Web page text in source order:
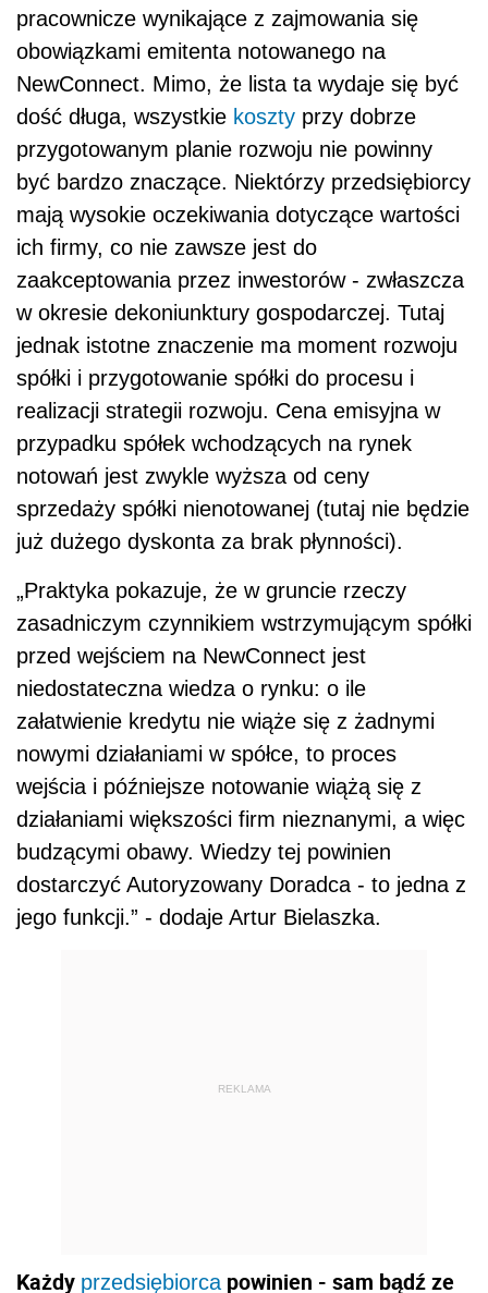
pracownicze wynikające z zajmowania się
obowiązkami emitenta notowanego na
NewConnect. Mimo, że lista ta wydaje się być
dość długa, wszystkie koszty przy dobrze
przygotowanym planie rozwoju nie powinny
być bardzo znaczące. Niektórzy przedsiębiorcy
mają wysokie oczekiwania dotyczące wartości
ich firmy, co nie zawsze jest do
zaakceptowania przez inwestorów - zwłaszcza
w okresie dekoniunktury gospodarczej. Tutaj
jednak istotne znaczenie ma moment rozwoju
spółki i przygotowanie spółki do procesu i
realizacji strategii rozwoju. Cena emisyjna w
przypadku spółek wchodzących na rynek
notowań jest zwykle wyższa od ceny
sprzedaży spółki nienotowanej (tutaj nie będzie
już dużego dyskonta za brak płynności).
„Praktyka pokazuje, że w gruncie rzeczy
zasadniczym czynnikiem wstrzymującym spółki
przed wejściem na NewConnect jest
niedostateczna wiedza o rynku: o ile
załatwienie kredytu nie wiąże się z żadnymi
nowymi działaniami w spółce, to proces
wejścia i późniejsze notowanie wiążą się z
działaniami większości firm nieznanymi, a więc
budzącymi obawy. Wiedzy tej powinien
dostarczyć Autoryzowany Doradca - to jedna z
jego funkcji.” - dodaje Artur Bielaszka.
REKLAMA
Każdy przedsiębiorcapowinien - sam bądź ze